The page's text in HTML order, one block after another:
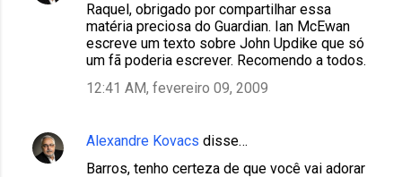
Raquel, obrigado por compartilhar essa
matéria preciosa do Guardian. Ian McEwan
escreve um texto sobre John Updike que só
um fã poderia escrever. Recomendo a todos.
12:41 AM, fevereiro 09, 2009
Alexandre Kovacs disse…
Barros, tenho certeza de que você vai adorar